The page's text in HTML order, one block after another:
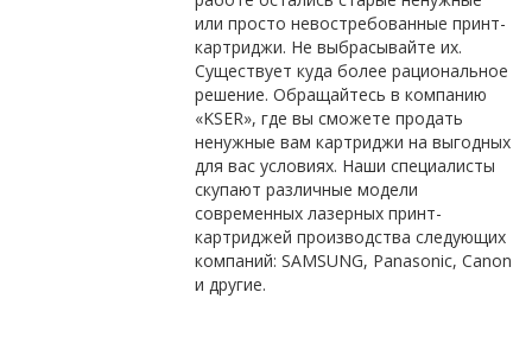
или просто невостребованные принт-
картриджи. Не выбрасывайте их.
Существует куда более рациональное
решение. Обращайтесь в компанию
«KSER», где вы сможете продать
ненужные вам картриджи на выгодных
для вас условиях. Наши специалисты
скупают различные модели
современных лазерных принт-
картриджей производства следующих
компаний: SAMSUNG, Panasonic, Canon
и другие.